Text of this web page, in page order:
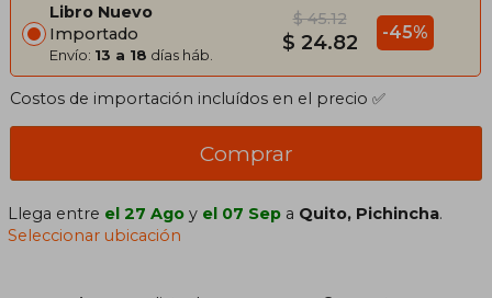
Libro Nuevo
Importado
Envío: 13 a 18 días háb.
$ 45.12
$ 24.82 -45%
Costos de importación incluídos en el precio ✅
Comprar
Llega entre el 27 Ago y el 07 Sep a Quito, Pichincha.
Seleccionar ubicación